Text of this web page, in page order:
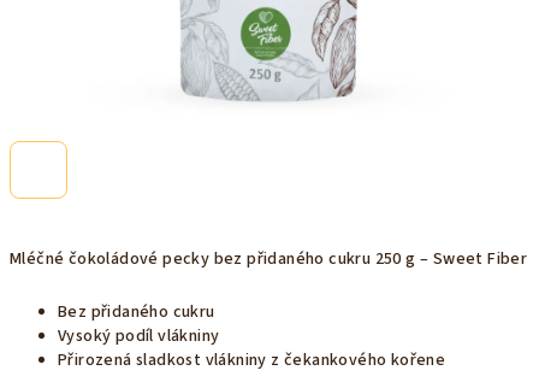
Mléčné čokoládové pecky bez přidaného cukru 250 g – Sweet Fiber
Bez přidaného cukru
Vysoký podíl vlákniny
Přirozená sladkost vlákniny z čekankového kořene